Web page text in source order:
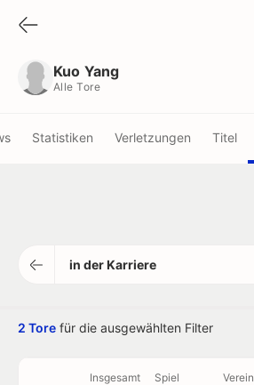
Kuo Yang
Alle Tore
Statistiken Verletzungen Titel
in der Karriere
2 Tore für die ausgewählten Filter
Insgesamt Spiel